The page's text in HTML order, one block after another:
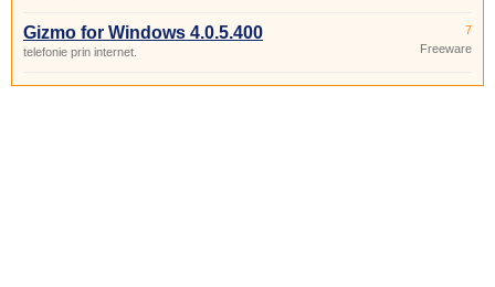
Gizmo for Windows 4.0.5.400
telefonie prin internet.
7
Freeware